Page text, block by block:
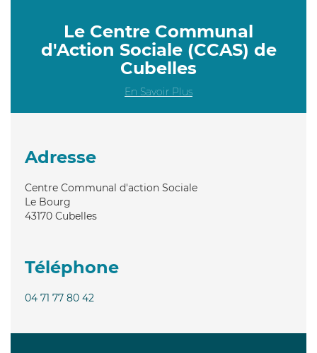
Le Centre Communal
d'Action Sociale (CCAS) de
Cubelles
En Savoir Plus
Adresse
Centre Communal d'action Sociale
Le Bourg
43170 Cubelles
Téléphone
04 71 77 80 42